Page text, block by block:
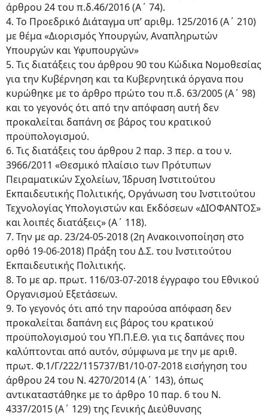
άρθρου 24 του π.δ.46/2016 (Α΄ 74).
4. Το Προεδρικό Διάταγμα υπ’ αριθμ. 125/2016 (Α΄ 210)
με θέμα «Διορισμός Υπουργών, Αναπληρωτών
Υπουργών και Υφυπουργών»
5. Τις διατάξεις του άρθρου 90 του Κώδικα Νομοθεσίας
για την Κυβέρνηση και τα Κυβερνητικά όργανα που
κυρώθηκε με το άρθρο πρώτο του π.δ. 63/2005 (Α΄ 98)
και το γεγονός ότι από την απόφαση αυτή δεν
προκαλείται δαπάνη σε βάρος του κρατικού
προϋπολογισμού.
6. Τις διατάξεις του άρθρου 2 παρ. 3 περ. α του ν.
3966/2011 «Θεσμικό πλαίσιο των Πρότυπων
Πειραματικών Σχολείων, Ίδρυση Ινστιτούτου
Εκπαιδευτικής Πολιτικής, Οργάνωση του Ινστιτούτου
Τεχνολογίας Υπολογιστών και Εκδόσεων «ΔΙΟΦΑΝΤΟΣ»
και λοιπές διατάξεις» (Α΄ 118).
7. Την με αρ. 23/24-05-2018 (2η Ανακοινοποίηση στο
ορθό 19-06-2018) Πράξη του Δ.Σ. του Ινστιτούτου
Εκπαιδευτικής Πολιτικής.
8. Το με αρ. πρωτ. 116/03-07-2018 έγγραφο του Εθνικού
Οργανισμού Εξετάσεων.
9. Το γεγονός ότι από την παρούσα απόφαση δεν
προκαλείται δαπάνη εις βάρος του κρατικού
προϋπολογισμού του ΥΠ.Π.Ε.Θ. για τις δαπάνες που
καλύπτονται από αυτόν, σύμφωνα με την με αριθ.
πρωτ. Φ.1/Γ/222/115737/Β1/10-07-2018 εισήγηση του
άρθρου 24 του Ν. 4270/2014 (Α΄ 143), όπως
αντικαταστάθηκε με το άρθρο 10 παρ. 6 του Ν.
4337/2015 (Α΄ 129) της Γενικής Διεύθυνσης